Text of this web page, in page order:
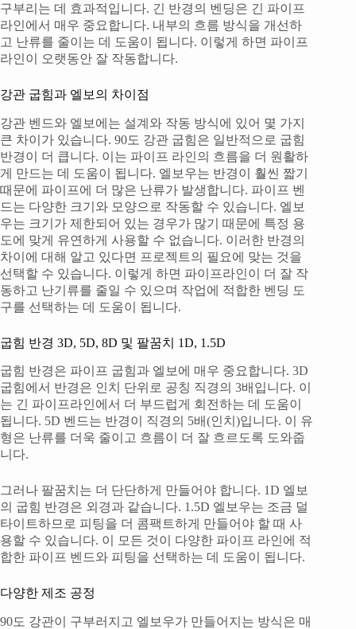
구부리는 데 효과적입니다. 긴 반경의 벤딩은 긴 파이프
라인에서 매우 중요합니다. 내부의 흐름 방식을 개선하
고 난류를 줄이는 데 도움이 됩니다. 이렇게 하면 파이프
라인이 오랫동안 잘 작동합니다.
강관 굽힘과 엘보의 차이점
강관 벤드와 엘보에는 설계와 작동 방식에 있어 몇 가지
큰 차이가 있습니다. 90도 강관 굽힘은 일반적으로 굽힘
반경이 더 큽니다. 이는 파이프 라인의 흐름을 더 원활하
게 만드는 데 도움이 됩니다. 엘보우는 반경이 훨씬 짧기
때문에 파이프에 더 많은 난류가 발생합니다. 파이프 벤
드는 다양한 크기와 모양으로 작동할 수 있습니다. 엘보
우는 크기가 제한되어 있는 경우가 많기 때문에 특정 용
도에 맞게 유연하게 사용할 수 없습니다. 이러한 반경의
차이에 대해 알고 있다면 프로젝트의 필요에 맞는 것을
선택할 수 있습니다. 이렇게 하면 파이프라인이 더 잘 작
동하고 난기류를 줄일 수 있으며 작업에 적합한 벤딩 도
구를 선택하는 데 도움이 됩니다.
굽힘 반경 3D, 5D, 8D 및 팔꿈치 1D, 1.5D
굽힘 반경은 파이프 굽힘과 엘보에 매우 중요합니다. 3D
굽힘에서 반경은 인치 단위로 공칭 직경의 3배입니다. 이
는 긴 파이프라인에서 더 부드럽게 회전하는 데 도움이
됩니다. 5D 벤드는 반경이 직경의 5배(인치)입니다. 이 유
형은 난류를 더욱 줄이고 흐름이 더 잘 흐르도록 도와줍
니다.
그러나 팔꿈치는 더 단단하게 만들어야 합니다. 1D 엘보
의 굽힘 반경은 외경과 같습니다. 1.5D 엘보우는 조금 덜
타이트하므로 피팅을 더 콤팩트하게 만들어야 할 때 사
용할 수 있습니다. 이 모든 것이 다양한 파이프 라인에 적
합한 파이프 벤드와 피팅을 선택하는 데 도움이 됩니다.
다양한 제조 공정
90도 강관이 구부러지고 엘보우가 만들어지는 방식은 매